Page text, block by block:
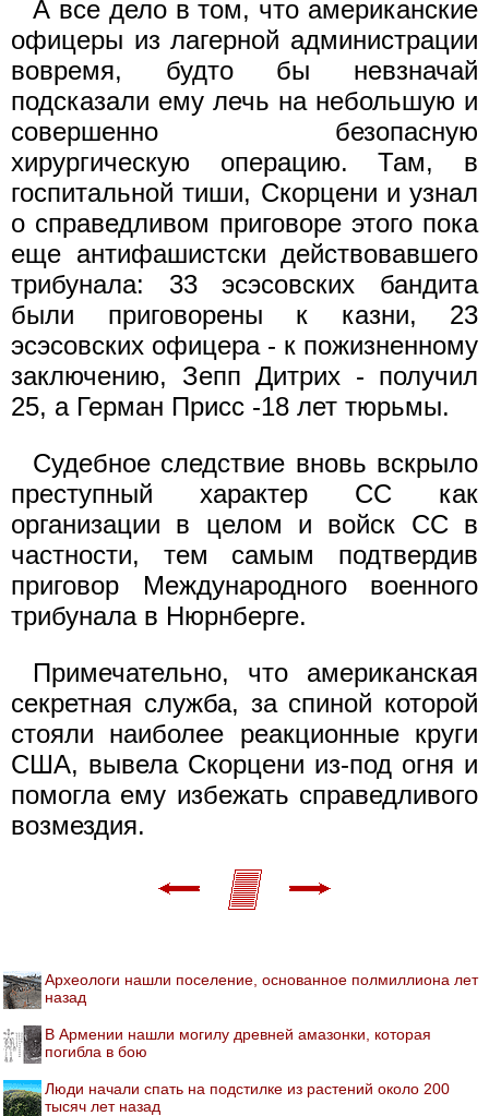
А все дело в том, что американские
офицеры из лагерной администрации
вовремя, будто бы невзначай
подсказали ему лечь на небольшую и
совершенно безопасную
хирургическую операцию. Там, в
госпитальной тиши, Скорцени и узнал
о справедливом приговоре этого пока
еще антифашистски действовавшего
трибунала: 33 эсэсовских бандита
были приговорены к казни, 23
эсэсовских офицера - к пожизненному
заключению, Зепп Дитрих - получил
25, а Герман Присс -18 лет тюрьмы.
Судебное следствие вновь вскрыло
преступный характер СС как
организации в целом и войск СС в
частности, тем самым подтвердив
приговор Международного военного
трибунала в Нюрнберге.
Примечательно, что американская
секретная служба, за спиной которой
стояли наиболее реакционные круги
США, вывела Скорцени из-под огня и
помогла ему избежать справедливого
возмездия.
Археологи нашли поселение, основанное полмиллиона лет
назад
В Армении нашли могилу древней амазонки, которая
погибла в бою
Люди начали спать на подстилке из растений около 200
тысяч лет назад